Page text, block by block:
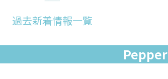
過去新着情報一覧
Pepper